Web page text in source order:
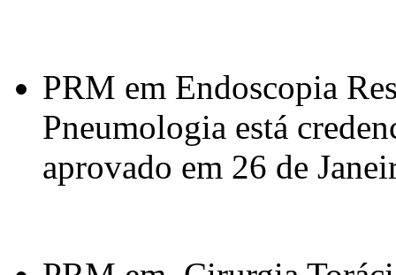
PRM em Endoscopia
Pneumologia está
aprovado em 26 de